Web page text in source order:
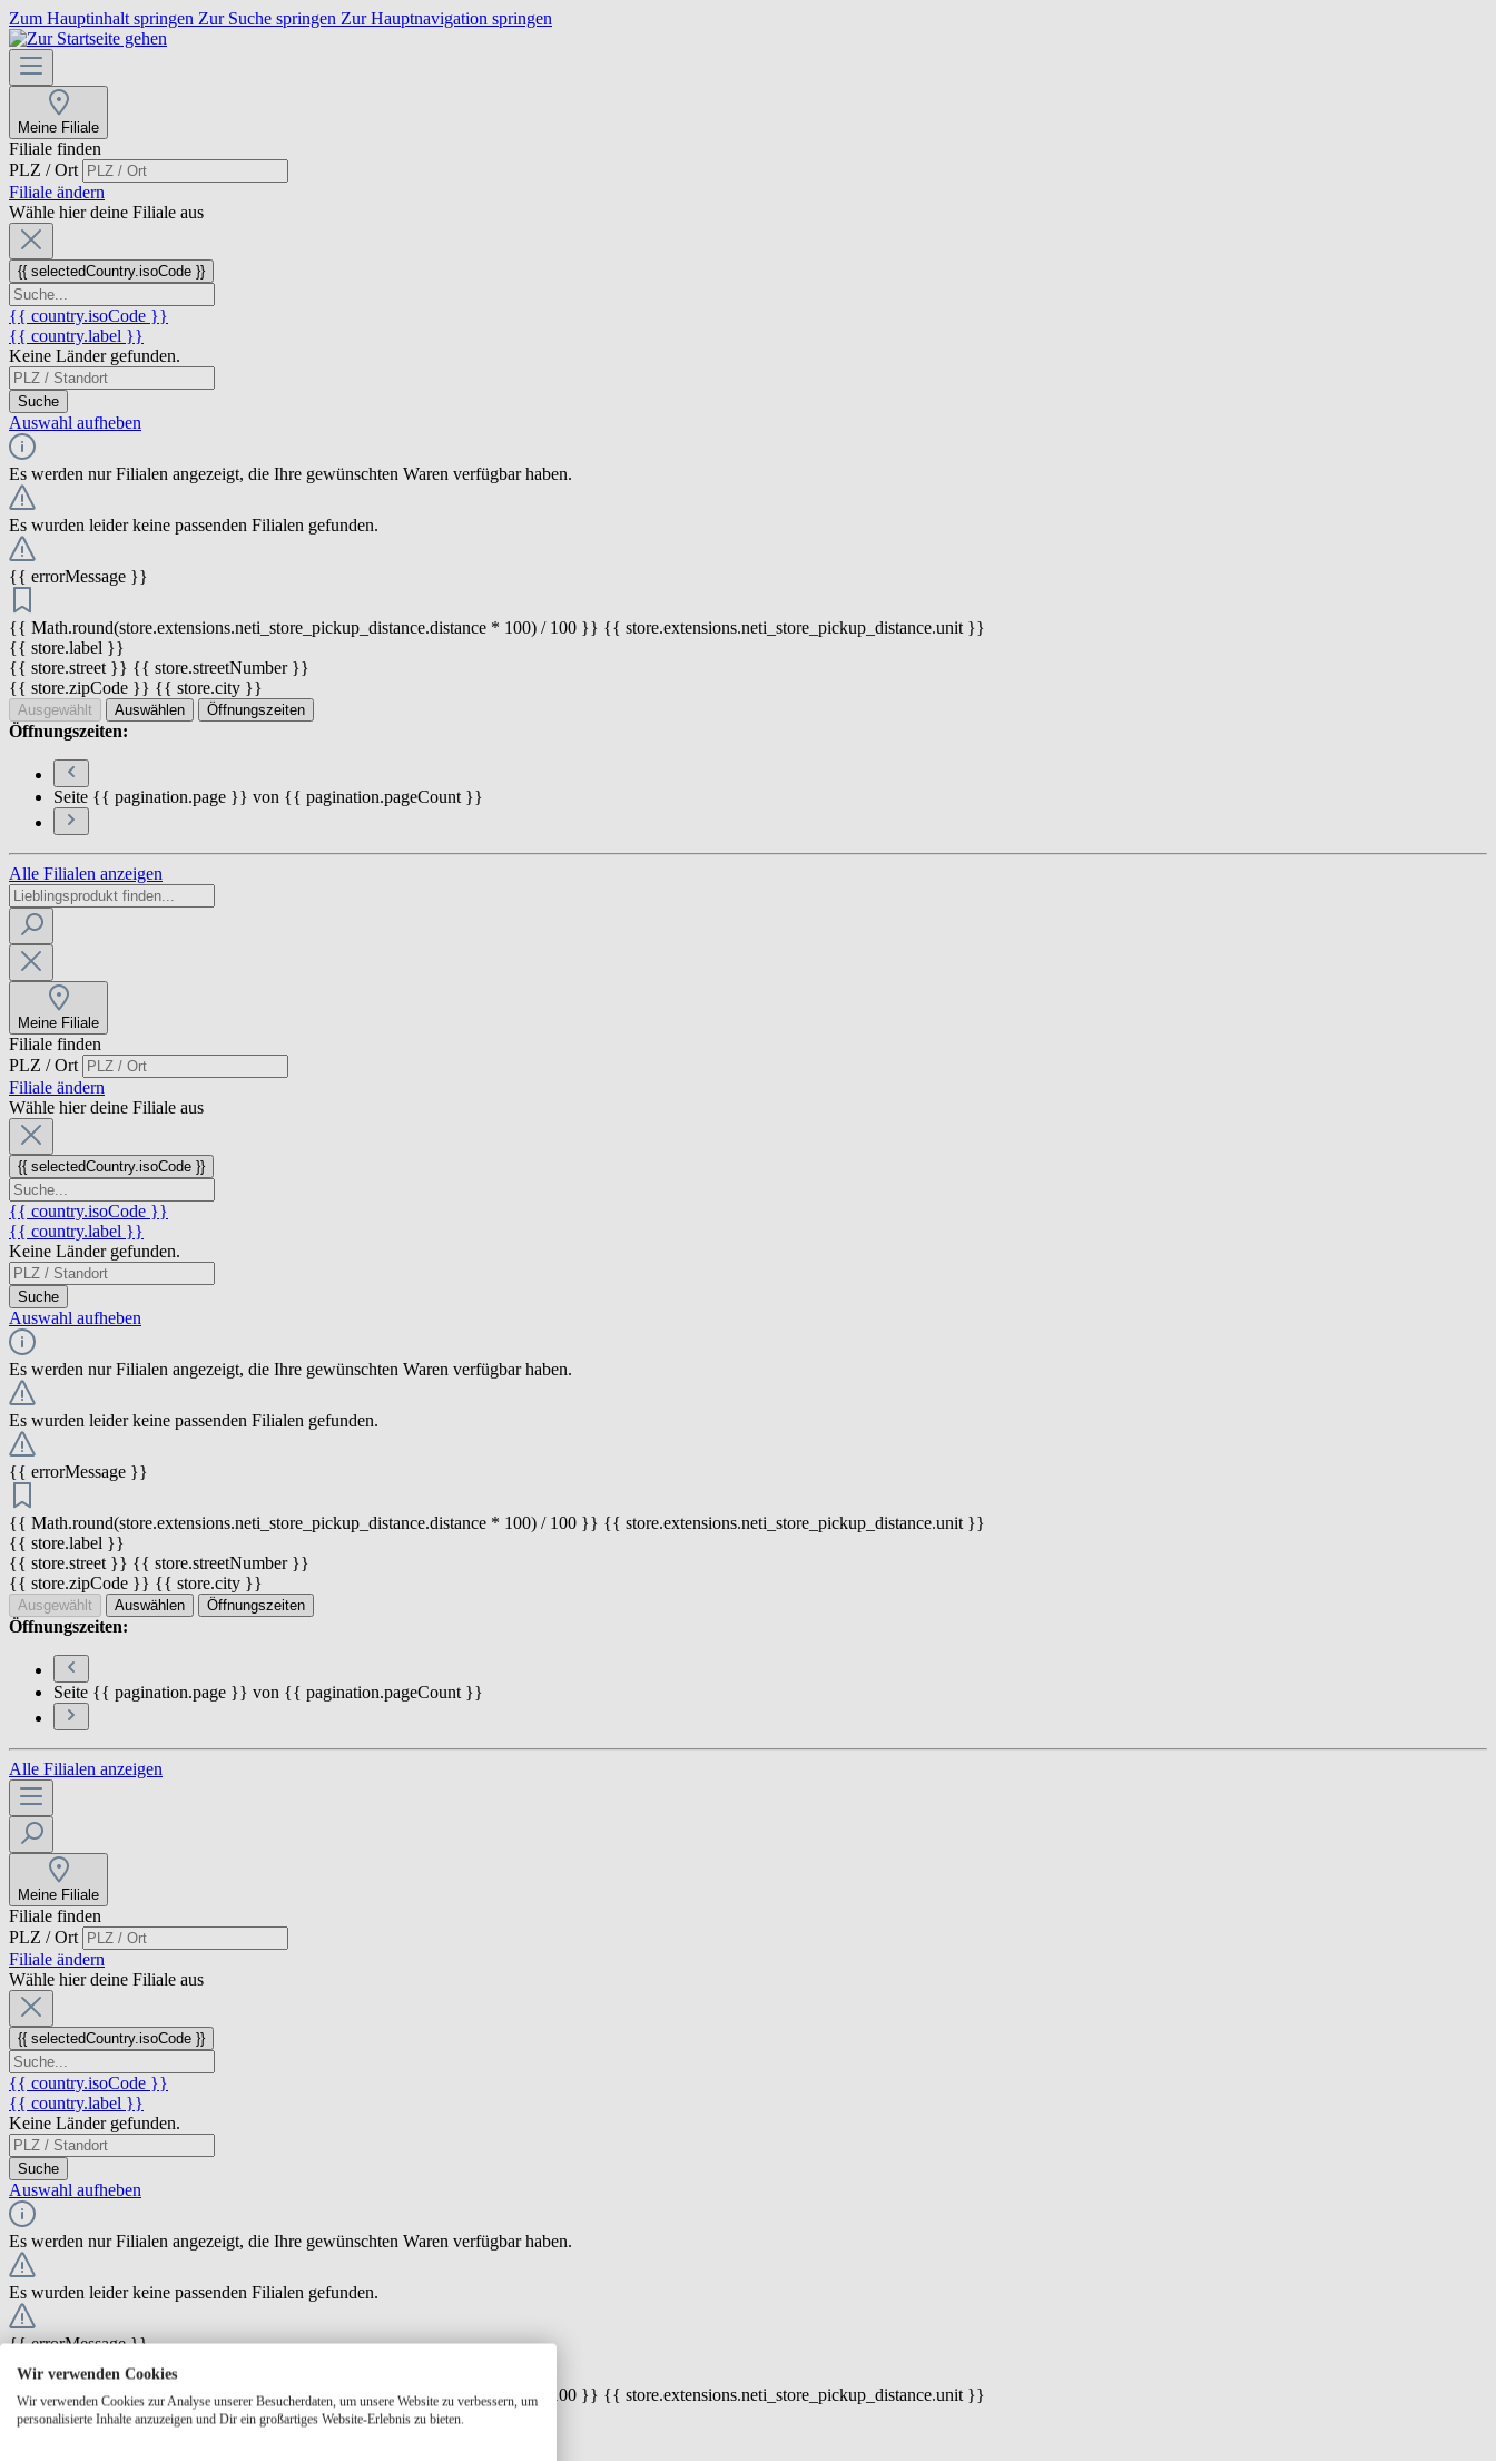
Zum Hauptinhalt springen Zur Suche springen Zur Hauptnavigation springen
Meine Filiale
Filiale finden
PLZ / Ort
Filiale ändern
Wähle hier deine Filiale aus
{{ selectedCountry.isoCode }}
{{ country.isoCode }}
{{ country.label }}
Keine Länder gefunden.
Suche
Auswahl aufheben
Es werden nur Filialen angezeigt, die Ihre gewünschten Waren verfügbar haben.
Es wurden leider keine passenden Filialen gefunden.
{{ errorMessage }}
{{ Math.round(store.extensions.neti_store_pickup_distance.distance * 100) / 100 }} {{ store.extensions.neti_store_pickup_distance.unit }}
{{ store.label }}
{{ store.street }} {{ store.streetNumber }}
{{ store.zipCode }} {{ store.city }}
Ausgewählt Auswählen Öffnungszeiten
Öffnungszeiten:
Seite {{ pagination.page }} von {{ pagination.pageCount }}
Alle Filialen anzeigen
Meine Filiale
Filiale finden
PLZ / Ort
Filiale ändern
Wähle hier deine Filiale aus
{{ selectedCountry.isoCode }}
{{ country.isoCode }}
{{ country.label }}
Keine Länder gefunden.
Suche
Auswahl aufheben
Es werden nur Filialen angezeigt, die Ihre gewünschten Waren verfügbar haben.
Es wurden leider keine passenden Filialen gefunden.
{{ errorMessage }}
{{ Math.round(store.extensions.neti_store_pickup_distance.distance * 100) / 100 }} {{ store.extensions.neti_store_pickup_distance.unit }}
{{ store.label }}
{{ store.street }} {{ store.streetNumber }}
{{ store.zipCode }} {{ store.city }}
Ausgewählt Auswählen Öffnungszeiten
Öffnungszeiten:
Seite {{ pagination.page }} von {{ pagination.pageCount }}
Alle Filialen anzeigen
Meine Filiale
Filiale finden
PLZ / Ort
Filiale ändern
Wähle hier deine Filiale aus
{{ selectedCountry.isoCode }}
{{ country.isoCode }}
{{ country.label }}
Keine Länder gefunden.
Suche
Auswahl aufheben
Es werden nur Filialen angezeigt, die Ihre gewünschten Waren verfügbar haben.
Es wurden leider keine passenden Filialen gefunden.
{{ errorMessage }}
{{ Math.round(store.extensions.neti_store_pickup_distance.distance * 100) / 100 }} {{ store.extensions.neti_store_pickup_distance.unit }}
{{ store.label }}
Wir verwenden Cookies
Wir verwenden Cookies zur Analyse unserer Besucherdaten, um unsere Website zu verbessern, um
personalisierte Inhalte anzuzeigen und Dir ein großartiges Website-Erlebnis zu bieten.